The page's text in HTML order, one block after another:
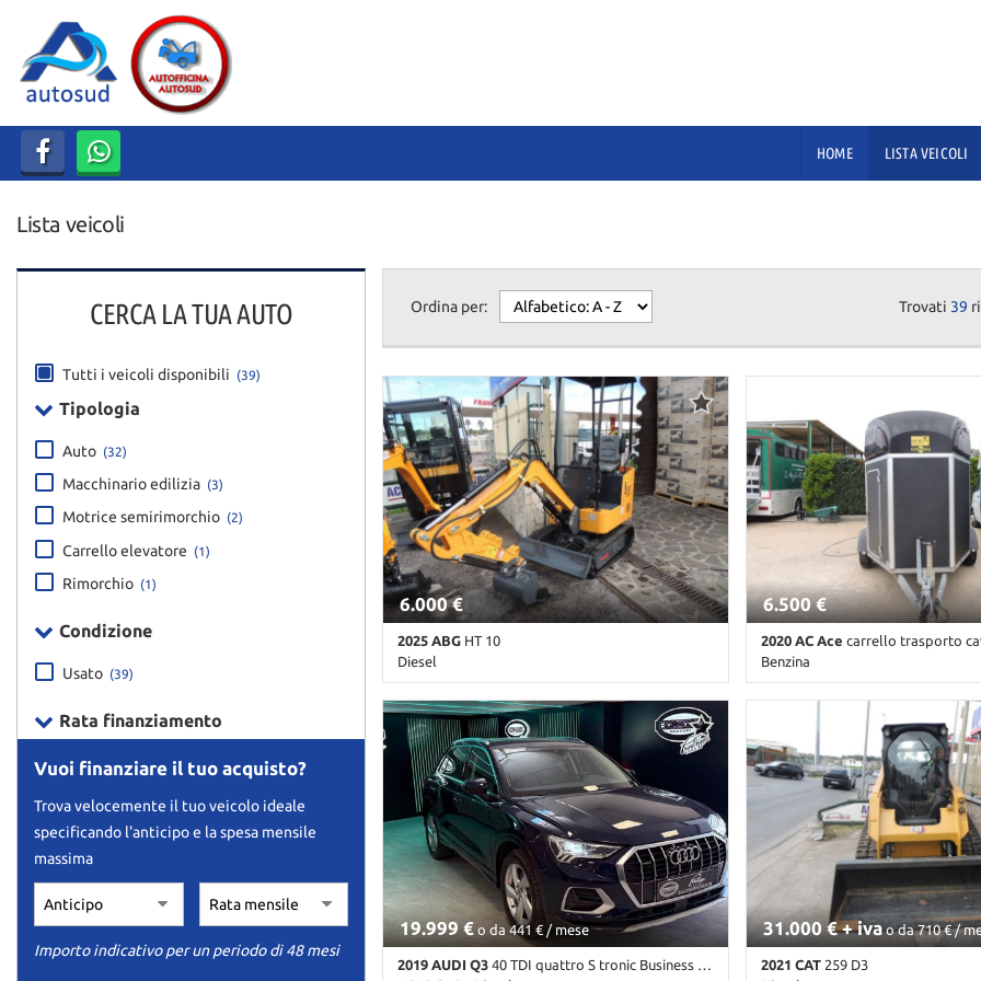
HOME
LISTA VEICOLI
ACQUISTIAMO USATO
ASSISTENZA
HOME LISTA VEICOLI
Lista veicoli
CERCA LA TUA AUTO
Tutti i veicoli disponibili (39)
Tipologia
Auto (32)
Macchinario edilizia (3)
Motrice semirimorchio (2)
Carrello elevatore (1)
Rimorchio (1)
Condizione
Usato (39)
Rata finanziamento
Vuoi finanziare il tuo acquisto?
Trova velocemente il tuo veicolo ideale
specificando l'anticipo e la spesa mensile
massima
Importo indicativo per un periodo di 48 mesi
Ordina per: Trovati 39
6.000 €
2025 ABG HT 10
Diesel
Km non disponibile • Cambio Altro • Giallo
pastello
6.500 €
2020 AC Ace carrello trasporto
Benzina
1 Km • Cambio Manuale • Nero
19.999 €o da 441 € / mese
2019 AUDI Q3 40 TDI quattro S tronic Business Advanced
31.000 € + ivao da 710 € /
2021 CAT259 D3